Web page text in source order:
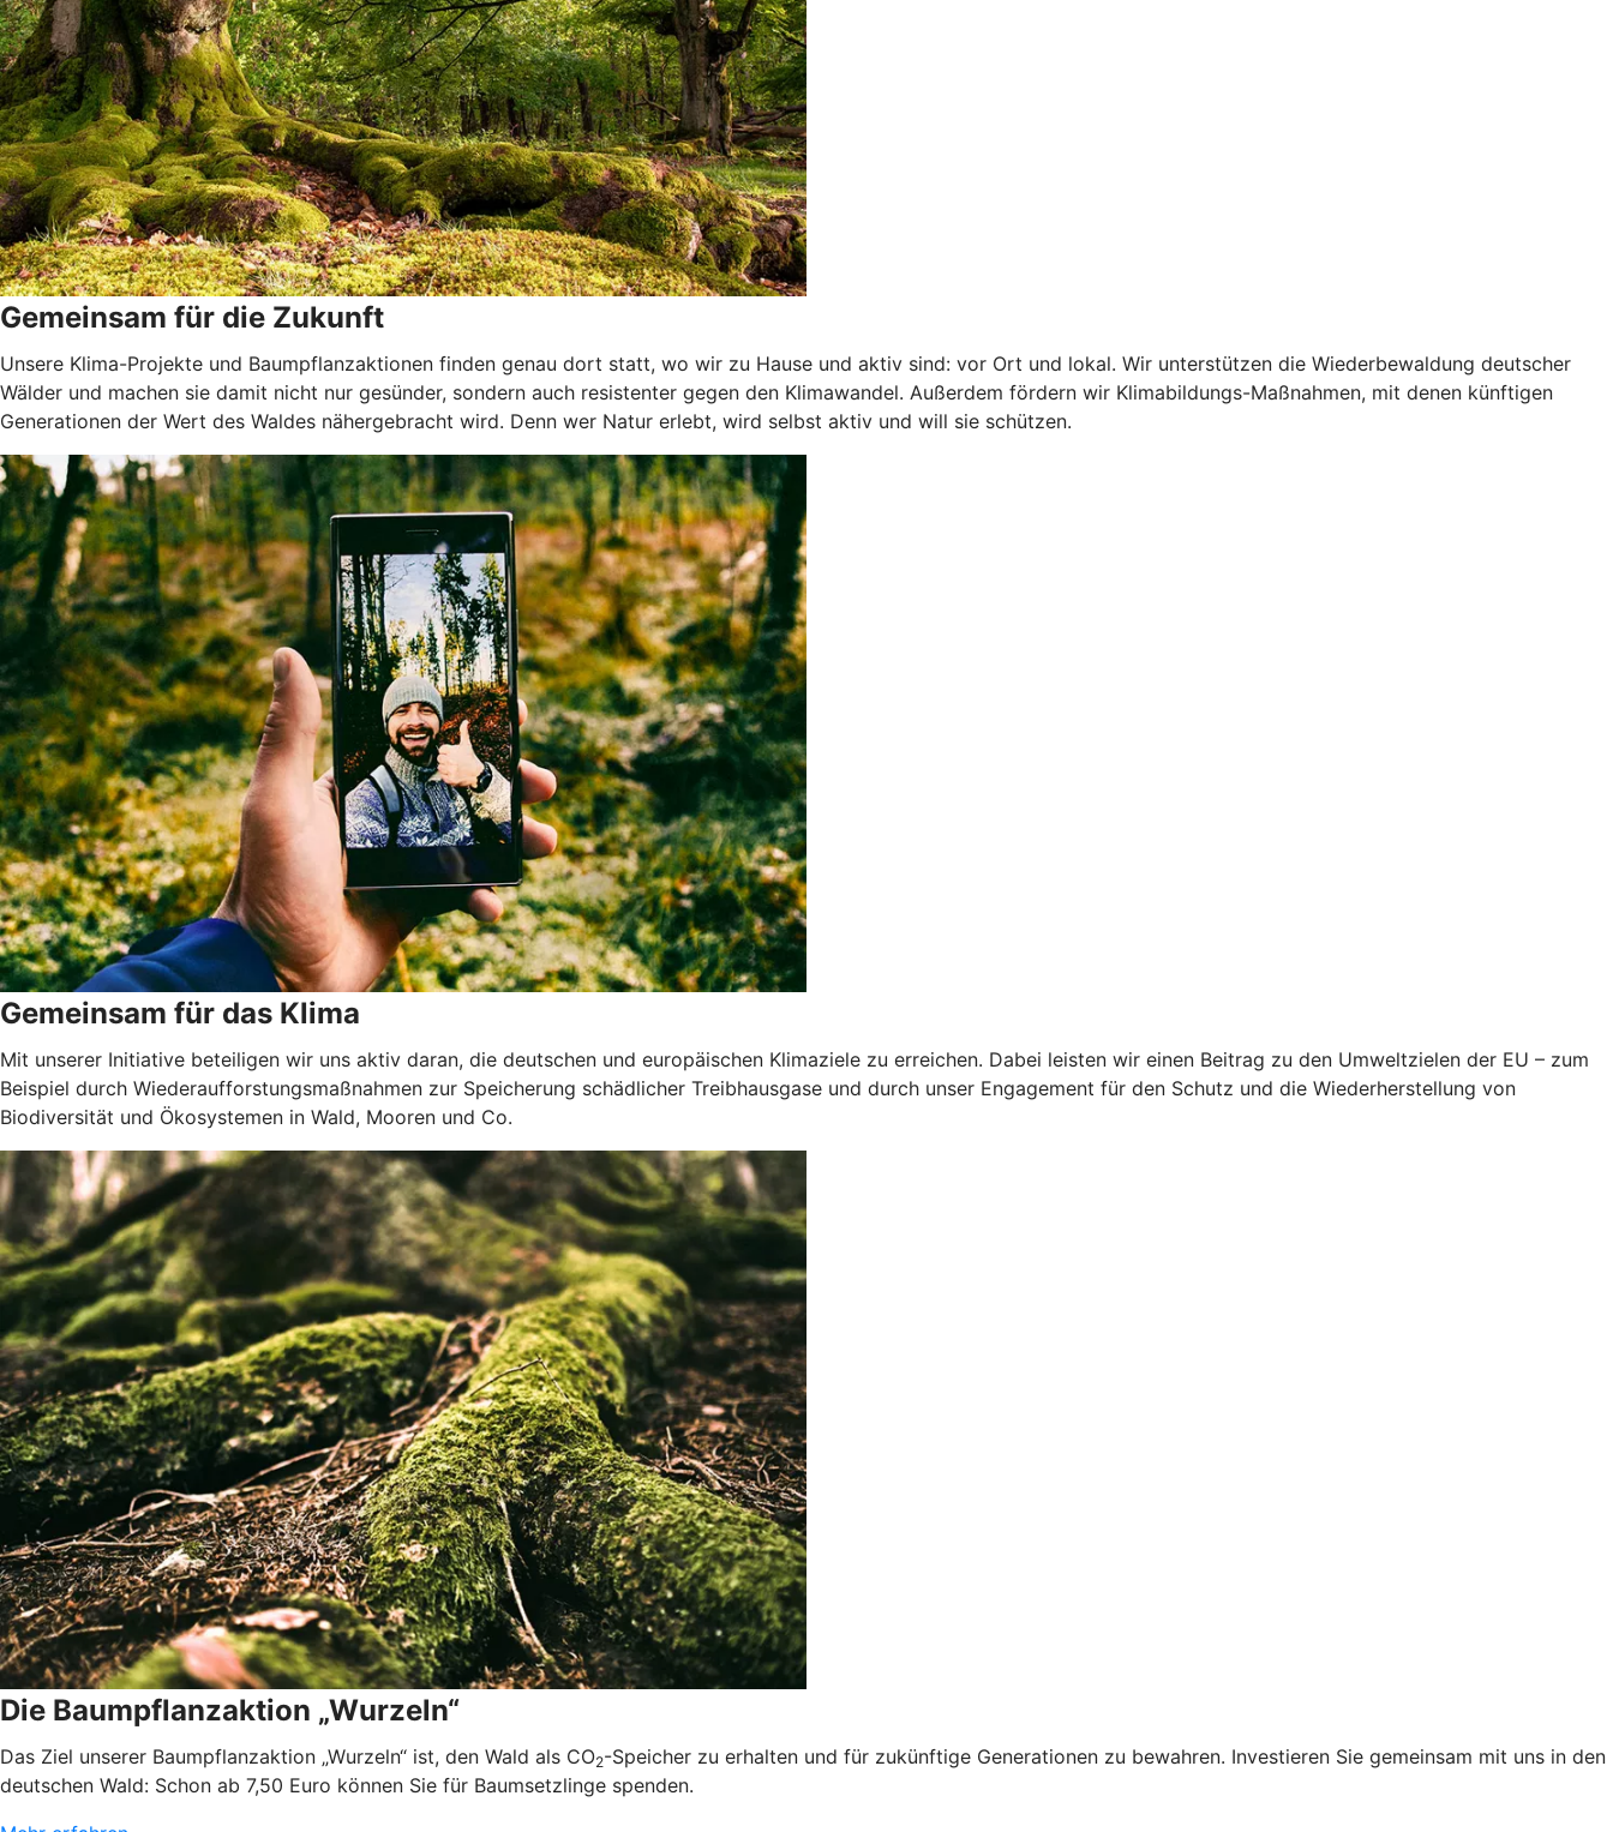
Gemeinsam für die Zukunft
Unsere Klima-Projekte und Baumpflanzaktionen finden genau dort statt, wo wir zu Hause und aktiv sind: vor Ort und lokal. Wir unterstützen die Wiederbewaldung deutscher
Wälder und machen sie damit nicht nur gesünder, sondern auch resistenter gegen den Klimawandel. Außerdem fördern wir Klimabildungs-Maßnahmen, mit denen künftigen
Generationen der Wert des Waldes nähergebracht wird. Denn wer Natur erlebt, wird selbst aktiv und will sie schützen.
Gemeinsam für das Klima
Mit unserer Initiative beteiligen wir uns aktiv daran, die deutschen und europäischen Klimaziele zu erreichen. Dabei leisten wir einen Beitrag zu den Umweltzielen der EU – zum
Beispiel durch Wiederaufforstungsmaßnahmen zur Speicherung schädlicher Treibhausgase und durch unser Engagement für den Schutz und die Wiederherstellung von
Biodiversität und Ökosystemen in Wald, Mooren und Co.
Die Baumpflanzaktion „Wurzeln“
Das Ziel unserer Baumpflanzaktion „Wurzeln“ ist, den Wald als CO2-Speicher zu erhalten und für zukünftige Generationen zu bewahren. Investieren Sie gemeinsam mit uns in den
deutschen Wald: Schon ab 7,50 Euro können Sie für Baumsetzlinge spenden.